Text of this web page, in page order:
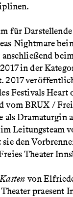
für
Nightmare
in der
Festivals Heart
vom BRUX /
als Dramaturgin
Leitungsteam
den
Theater
von
praesent